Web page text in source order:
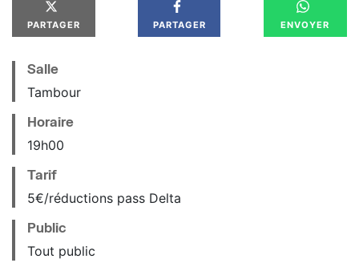
PARTAGER PARTAGER ENVOYER
Salle
Tambour
Horaire
19h00
Tarif
5€/réductions pass Delta
Public
Tout public